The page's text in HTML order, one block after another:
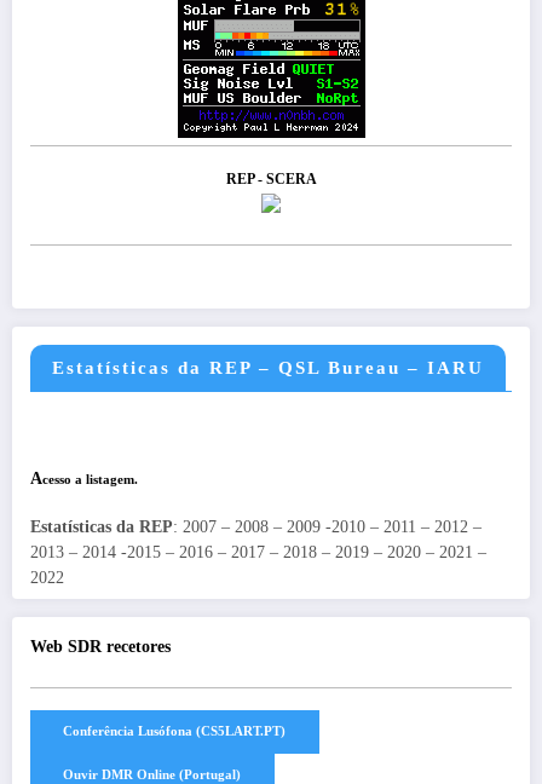
REP - SCERA
Estatísticas da REP – QSL Bureau – IARU
Acesso a listagem.
Estatísticas da REP: 2007 – 2008 – 2009 -2010 – 2011 – 2012 –
2013 – 2014 -2015 – 2016 – 2017 – 2018 – 2019 – 2020 – 2021 –
2022
Web SDR recetores